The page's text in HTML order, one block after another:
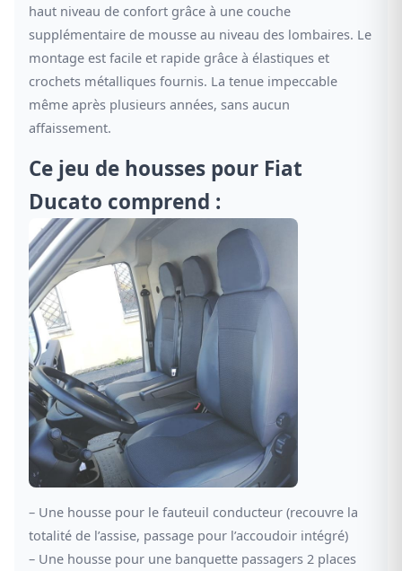
haut niveau de confort grâce à une couche
supplémentaire de mousse au niveau des lombaires. Le
montage est facile et rapide grâce à élastiques et
crochets métalliques fournis. La tenue impeccable
même après plusieurs années, sans aucun
affaissement.
Ce jeu de housses pour Fiat
Ducato comprend :
– Une housse pour le fauteuil conducteur (recouvre la
totalité de l’assise, passage pour l’accoudoir intégré)
– Une housse pour une banquette passagers 2 places